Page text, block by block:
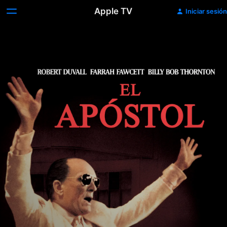
Apple TV Iniciar sesión